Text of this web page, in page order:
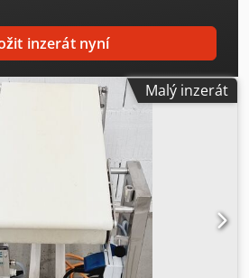
inzerát nyní
Malý inzerát